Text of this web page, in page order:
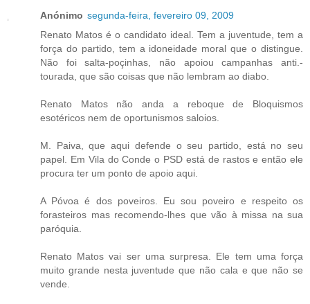
Anónimo segunda-feira, fevereiro 09, 2009
Renato Matos é o candidato ideal. Tem a juventude, tem a
força do partido, tem a idoneidade moral que o distingue.
Não foi salta-poçinhas, não apoiou campanhas anti.-
tourada, que são coisas que não lembram ao diabo.
Renato Matos não anda a reboque de Bloquismos
esotéricos nem de oportunismos saloios.
M. Paiva, que aqui defende o seu partido, está no seu
papel. Em Vila do Conde o PSD está de rastos e então ele
procura ter um ponto de apoio aqui.
A Póvoa é dos poveiros. Eu sou poveiro e respeito os
forasteiros mas recomendo-lhes que vão à missa na sua
paróquia.
Renato Matos vai ser uma surpresa. Ele tem uma força
muito grande nesta juventude que não cala e que não se
vende.